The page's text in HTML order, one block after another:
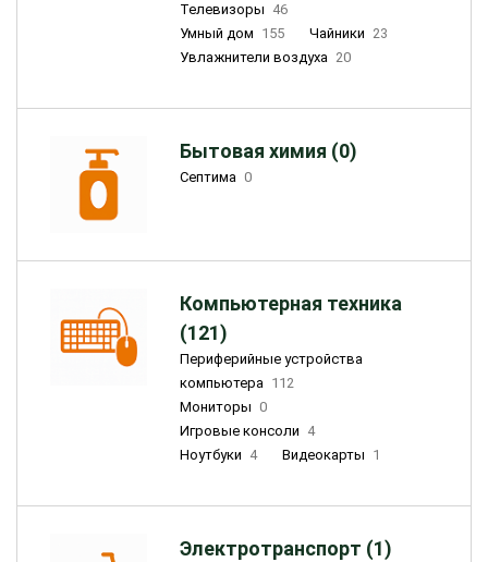
Телевизоры 46
Умный дом 155 Чайники 23
Увлажнители воздуха 20
Бытовая химия (0)
Септима 0
Компьютерная техника
(121)
Периферийные устройства
компьютера 112
Мониторы 0
Игровые консоли 4
Ноутбуки 4 Видеокарты 1
Электротранспорт (1)